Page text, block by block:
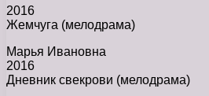
2016
Жемчуга (мелодрама)
Марья Ивановна
2016
Дневник свекрови (мелодрама)